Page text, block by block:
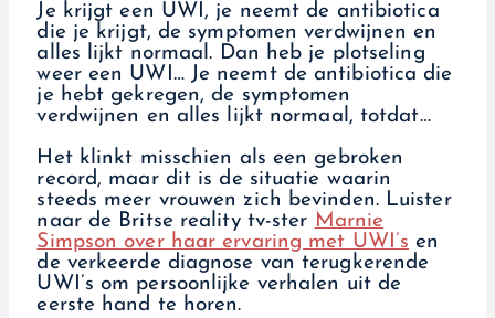
Je krijgt een UWI, je neemt de antibiotica
die je krijgt, de symptomen verdwijnen en
alles lijkt normaal. Dan heb je plotseling
weer een UWI… Je neemt de antibiotica die
je hebt gekregen, de symptomen
verdwijnen en alles lijkt normaal, totdat…
Het klinkt misschien als een gebroken
record, maar dit is de situatie waarin
steeds meer vrouwen zich bevinden. Luister
naar de Britse reality tv-ster Marnie
Simpson over haar ervaring met UWI’s en
de verkeerde diagnose van terugkerende
UWI’s om persoonlijke verhalen uit de
eerste hand te horen.